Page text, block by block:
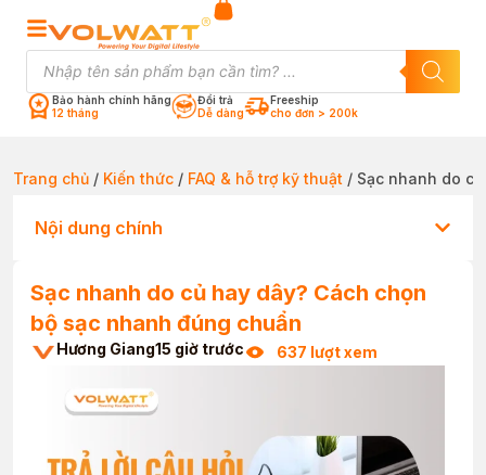
Bảo hành chính hãng
12 tháng
Đổi trả
Dễ dàng
Freeship
cho đơn > 200k
Trang chủ / Kiến thức / FAQ & hỗ trợ kỹ thuật / Sạc nhanh do
Nội dung chính
Sạc nhanh do củ hay dây? Cách chọn
bộ sạc nhanh đúng chuẩn
Hương Giang15 giờ trước 637 lượt xem